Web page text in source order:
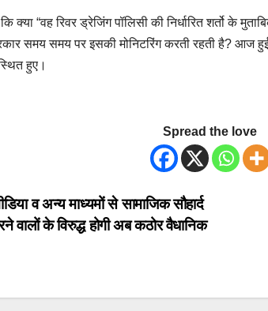
क्या “वह रिवर ड्रेजिंग पॉलिसी की निर्धारित शर्तो के
समय समय पर इसकी मोनिटरिंग करती रहती है? आज
हुए।
Spread the love
व अन्य माध्यमों से सामाजिक सौहार्द
वालों के विरुद्ध होगी अब कठोर वैधानिक